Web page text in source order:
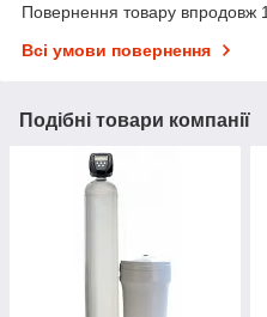
Повернення товару впродовж
Всі умови повернення
Подібні товари компанії